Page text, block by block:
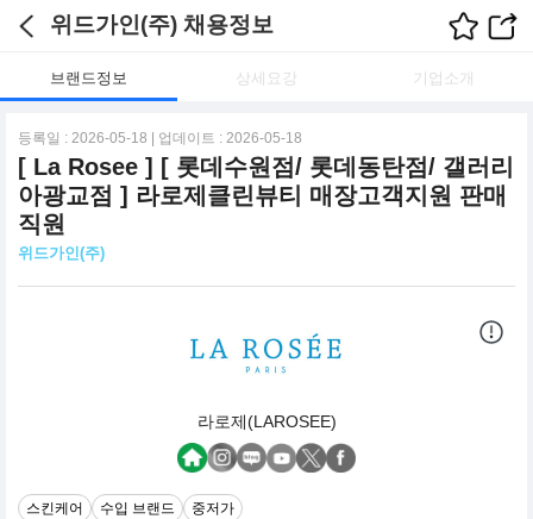
위드가인(주) 채용정보
브랜드정보 상세요강 기업소개
등록일 : 2026-05-18 | 업데이트 : 2026-05-18
[ La Rosee ] [ 롯데수원점/ 롯데동탄점/ 갤러리
아광교점 ] 라로제클린뷰티 매장고객지원 판매
직원
위드가인(주)
라로제(LAROSEE)
스킨케어 수입 브랜드 중저가